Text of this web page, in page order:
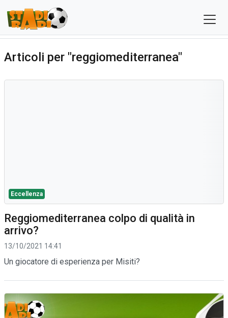
Articoli per "reggiomediterranea"
Eccellenza
Reggiomediterranea colpo di qualità in
arrivo?
13/10/2021 14:41
Un giocatore di esperienza per Misiti?